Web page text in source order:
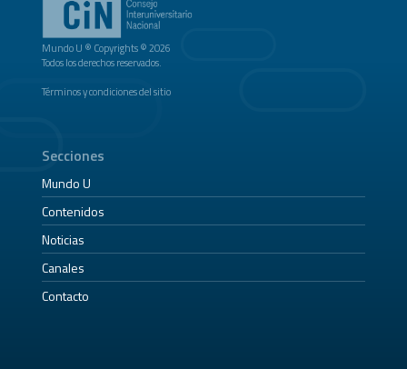
Mundo U ® Copyrights © 2026
Todos los derechos reservados.
Términos y condiciones del sitio
Secciones
Mundo U
Contenidos
Noticias
Canales
Contacto